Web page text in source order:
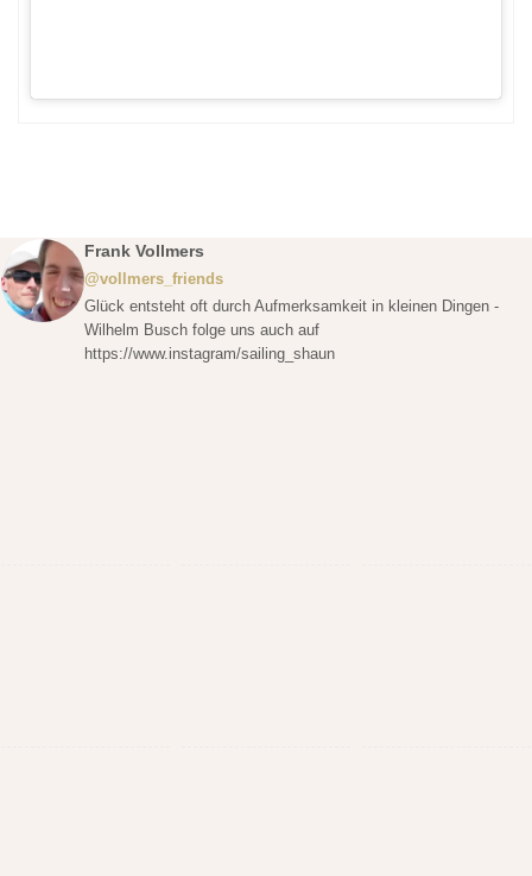
Frank Vollmers
@vollmers_friends
Glück entsteht oft durch Aufmerksamkeit in kleinen Dingen -
Wilhelm Busch folge uns auch auf
https://www.instagram/sailing_shaun